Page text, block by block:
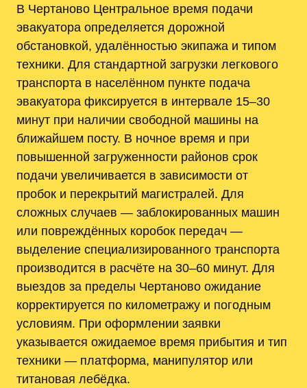
В Чертаново Центральное время подачи
эвакуатора определяется дорожной
обстановкой, удалённостью экипажа и типом
техники. Для стандартной загрузки легкового
транспорта в населённом пункте подача
эвакуатора фиксируется в интервале 15–30
минут при наличии свободной машины на
ближайшем посту. В ночное время и при
повышенной загруженности районов срок
подачи увеличивается в зависимости от
пробок и перекрытий магистралей. Для
сложных случаев — заблокированных машин
или повреждённых коробок передач —
выделение специализированного транспорта
производится в расчёте на 30–60 минут. Для
выездов за пределы Чертаново ожидание
корректируется по километражу и погодным
условиям. При оформлении заявки
указывается ожидаемое время прибытия и тип
техники — платформа, манипулятор или
титановая лебёдка.